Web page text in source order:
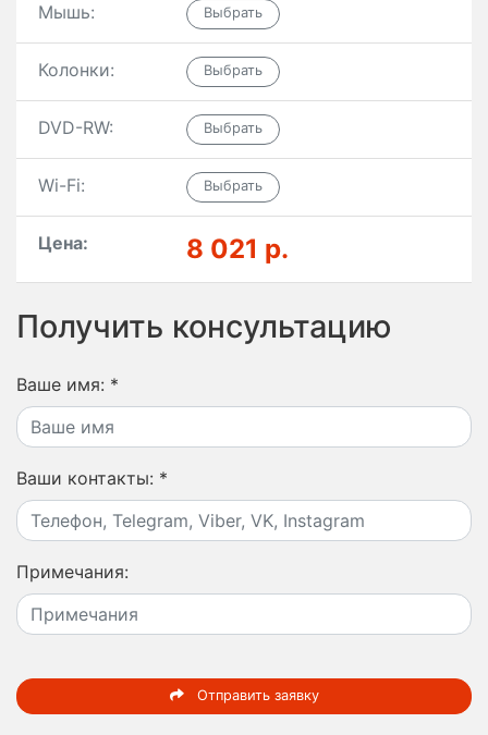
Мышь:
Колонки:
DVD-RW:
Wi-Fi:
Цена: 8 021 р.
Получить консультацию
Ваше имя: *
Ваши контакты: *
Примечания:
Отправить заявку